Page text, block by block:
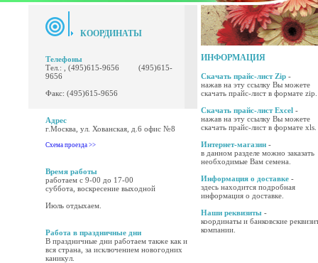
КООРДИНАТЫ
Телефоны
Тел.: , (495)615-9656 (495)615-
9656
Факс: (495)615-9656
Адрес
г.Москва, ул. Хованская, д.6 офис №8
Схема проезда >>
Время работы
работаем с 9-00 до 17-00
суббота, воскресение выходной
Июль отдыхаем.
Работа в праздничные дни
В праздничные дни работаем также как и
вся страна, за исключением новогодних
каникул.
ИНФОРМАЦИЯ
Скачать прайс-лист Zip -
нажав на эту ссылку Вы можете
скачать прайс-лист в формате zip.
Скачать прайс-лист Excel -
нажав на эту ссылку Вы можете
скачать прайс-лист в формате xls.
Интернет-магазин -
в данном разделе можно заказать
необходимые Вам семена.
Информация о доставке -
здесь находится подробная
информация о доставке.
Наши реквизиты -
координаты и банковские
компании.